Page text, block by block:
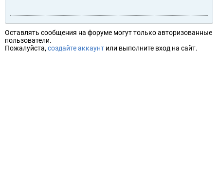
Оставлять сообщения на форуме могут только авторизованные
пользователи.
Пожалуйста, создайте аккаунт или выполните вход на сайт.